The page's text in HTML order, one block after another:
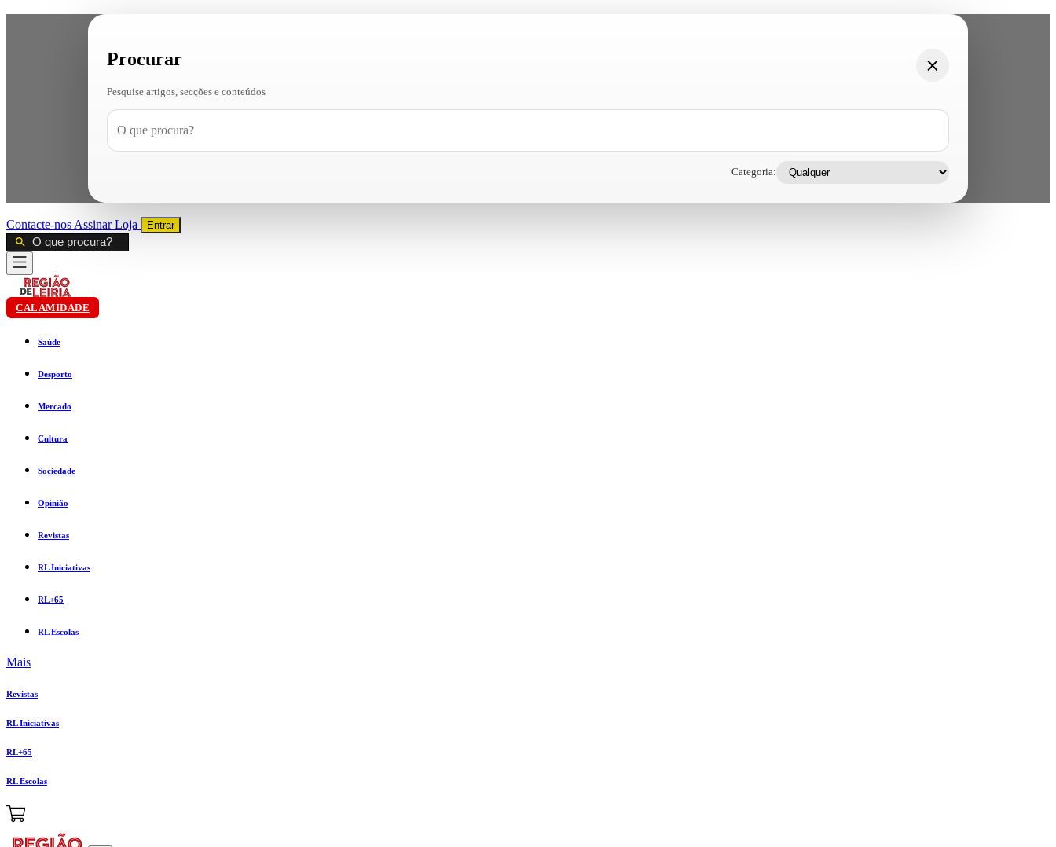
Procurar
Pesquise artigos, secções e conteúdos
Categoria:
Contacte-nos AssinarLoja Entrar
CALAMIDADE
Saúde
Desporto
Mercado
Cultura
Sociedade
Opinião
Revistas
RL Iniciativas
RL+65
RL Escolas
Mais
Revistas
RL Iniciativas
RL+65
RL Escolas